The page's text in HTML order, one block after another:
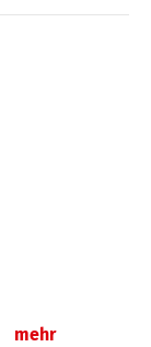
mehr